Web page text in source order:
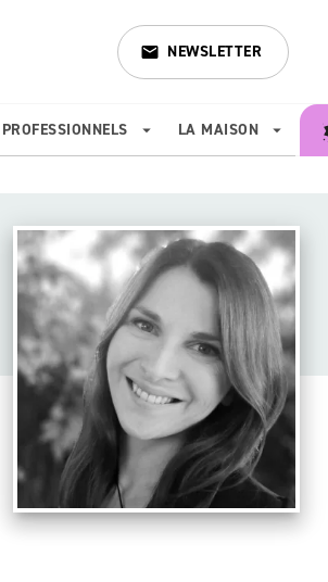
email NEWSLETTER
PROFESSIONNELS arrow_drop_down LA MAISON arrow_drop_down